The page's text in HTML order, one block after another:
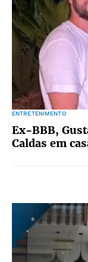
ENTRETENIMENTO
Ex-BBB,
Caldas em